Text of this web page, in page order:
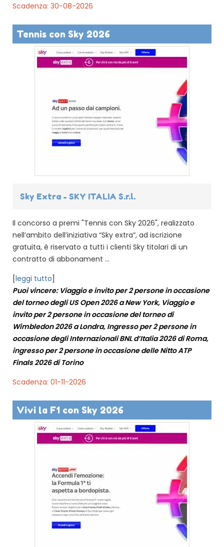
Scadenza: 30-08-2026
Tennis con Sky 2026
Sky Extra - SKY ITALIA S.r.l.
Il concorso a premi "Tennis con Sky 2026", realizzato
nell’ambito dell’iniziativa “Sky extra”, ad iscrizione
gratuita, è riservato a tutti i clienti Sky titolari di un
contratto di abbonament ...
[leggi tutto]
Puoi vincere: Viaggio e invito per 2 persone in occasione
del torneo degli US Open 2026 a New York, Viaggio e
invito per 2 persone in occasione del torneo di
Wimbledon 2026 a Londra, Ingresso per 2 persone in
occasione degli Internazionali BNL d’Italia 2026 di Roma,
ingresso per 2 persone in occasione delle Nitto ATP
Finals 2026 di Torino
Scadenza: 01-11-2026
Vivi la F1 con Sky 2026